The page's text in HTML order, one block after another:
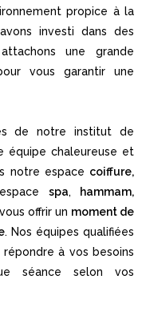
propice à la
investi dans des
une grande
vous garantir une
de notre institut de
équipe chaleureuse et
notre espace coiffure,
spa,
hammam,
offrir un moment de
. Nos équipes qualifiées
à vos besoins
séance selon vos